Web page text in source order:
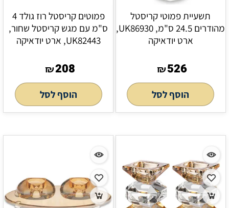
תשעיית פמוטי קריסטל
מהודרים 24.5 ס"מ, UK86930,
ארט יודאיקה
₪526
הוסף לסל
פמוטים קריסטל רוז גולד 4
ס"מ עם מגש קריסטל שחור,
UK82443, ארט יודאיקה
₪208
הוסף לסל